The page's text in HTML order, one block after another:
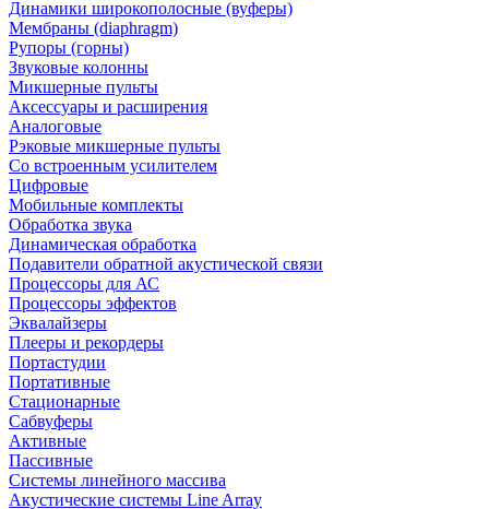
Динамики широкополосные (вуферы)
Мембраны (diaphragm)
Рупоры (горны)
Звуковые колонны
Микшерные пульты
Аксессуары и расширения
Аналоговые
Рэковые микшерные пульты
Со встроенным усилителем
Цифровые
Мобильные комплекты
Обработка звука
Динамическая обработка
Подавители обратной акустической связи
Процессоры для АС
Процессоры эффектов
Эквалайзеры
Плееры и рекордеры
Портастудии
Портативные
Стационарные
Сабвуферы
Активные
Пассивные
Системы линейного массива
Акустические системы Line Array